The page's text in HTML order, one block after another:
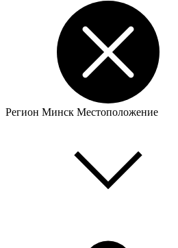
Регион Минск Местоположение